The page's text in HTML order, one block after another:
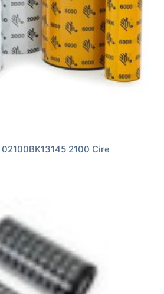
2100 Cire